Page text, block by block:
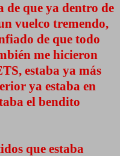
de que ya dentro de
vuelco tremendo,
de que todo
me hicieron
estaba ya más
ya estaba en
el bendito
que estaba